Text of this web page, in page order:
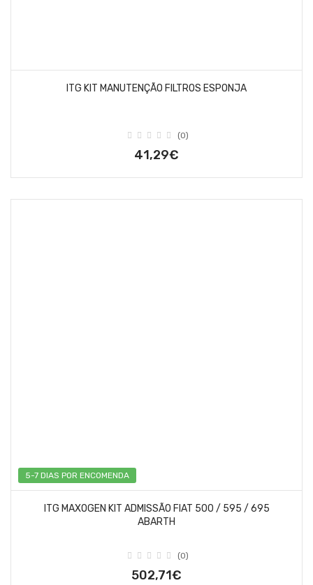
ITG KIT MANUTENÇÃO FILTROS ESPONJA
(0)
41,29€
5-7 DIAS POR ENCOMENDA
ITG MAXOGEN KIT ADMISSÃO FIAT 500 / 595 / 695
ABARTH
(0)
502,71€